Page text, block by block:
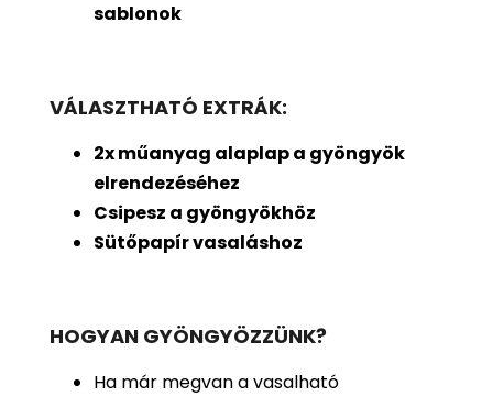
sablonok
VÁLASZTHATÓ EXTRÁK:
2x műanyag alaplap a gyöngyök
elrendezéséhez
Csipesz a gyöngyökhöz
Sütőpapír vasaláshoz
HOGYAN GYÖNGYÖZZÜNK?
Ha már megvan a vasalható